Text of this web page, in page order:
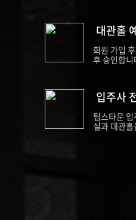
대관홀
회원 가입
후 승인합니
입주사
팁스타운
실과 대관